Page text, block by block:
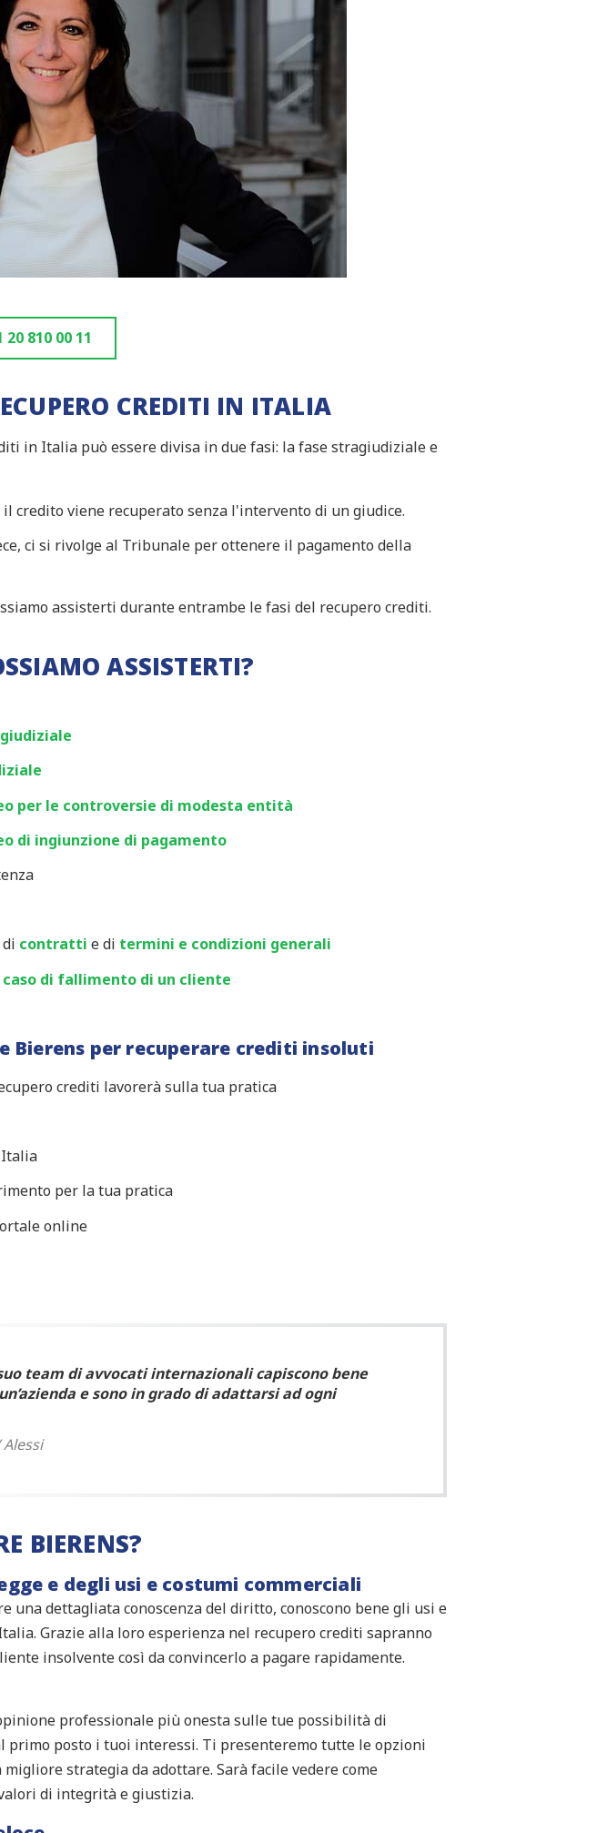
20 810 00 11
CREDITI IN ITALIA
in Italia può essere divisa in due fasi: la fase stragiudiziale e
il credito viene recuperato senza l'intervento di un giudice.
ci si rivolge al Tribunale per ottenere il pagamento della
assisterti durante entrambe le fasi del recupero crediti.
ASSISTERTI?
per le controversie di modesta entità
di ingiunzione di pagamento
contratti e di termini e condizioni generali
di fallimento di un cliente
Bierens per recuperare crediti insoluti
crediti lavorerà sulla tua pratica
per la tua pratica
online
team di avvocati internazionali capiscono bene
e sono in grado di adattarsi ad ogni
BIERENS?
e degli usi e costumi commerciali
una dettagliata conoscenza del diritto, conoscono bene gli usi e
Grazie alla loro esperienza nel recupero crediti sapranno
insolvente così da convincerlo a pagare rapidamente.
professionale più onesta sulle tue possibilità di
primo posto i tuoi interessi. Ti presenteremo tutte le opzioni
strategia da adottare. Sarà facile vedere come
di integrità e giustizia.